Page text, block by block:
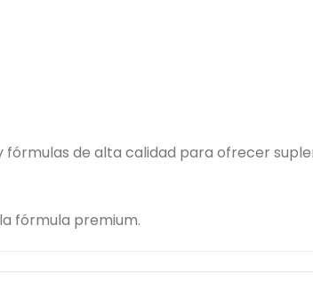
de alta calidad para ofrecer
fórmula premium.